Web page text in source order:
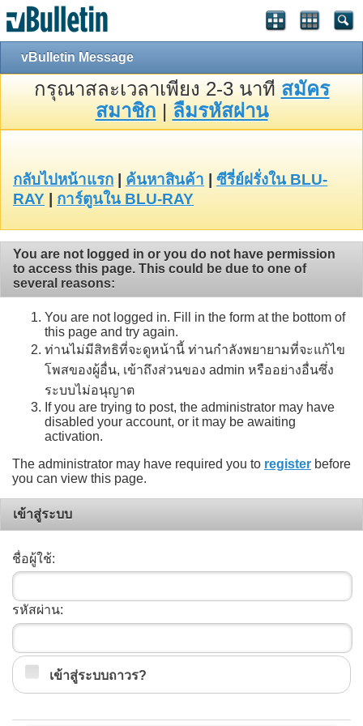
vBulletin Message
กรุณาสละเวลาเพียง 2-3 นาที สมัคร
สมาชิก | ลืมรหัสผ่าน
กลับไปหน้าแรก ค้นหาสินค้า
ซีรี่ย์ฝรั่งใน BLU-
RAY
การ์ตูนใน BLU-RAY
You are not logged in or you do not have permission
to access this page. This could be due to one of
several reasons:
You are not logged in. Fill in the form at the bottom of
this page and try again.
ท่านไม่มีสิทธิที่จะดูหน้านี้ ท่านกำลังพยายามที่จะแก้ไข
โพสของผู้อื่น, เข้าถึงส่วนของ admin หรืออย่างอื่นซึ่ง
ระบบไม่อนุญาต
If you are trying to post, the administrator may have
disabled your account, or it may be awaiting
activation.
The administrator may have required you to register before
you can view this page.
เข้าสู่ระบบ
ชื่อผู้ใช้:
รหัสผ่าน:
เข้าสู่ระบบถาวร?